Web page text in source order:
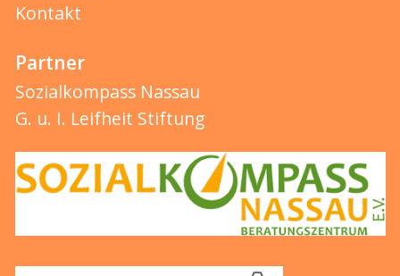
Kontakt
Partner
Sozialkompass Nassau
G. u. I. Leifheit Stiftung